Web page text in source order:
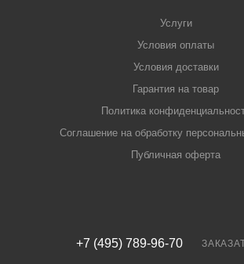
Услуги
Условия оплаты
Условия доставки
Гарантия на товар
Политика
Соглашение на обработку
Публичная оферта
+7 (495) 789-96-70